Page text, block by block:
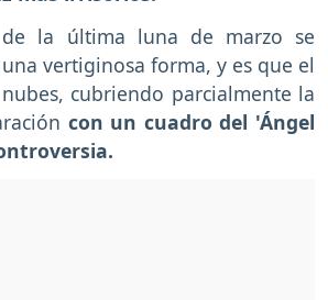
de la última luna de marzo se
vertiginosa forma, y es que el
cubriendo parcialmente la
con un cuadro del 'Ángel